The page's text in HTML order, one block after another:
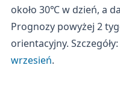
około 30℃ w dzień, a
Prognozy powyżej 2
orientacyjny. Szczegóły:
wrzesień.